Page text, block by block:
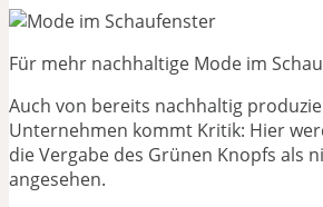
Für mehr nachhaltige Mode im
Auch von bereits nachhaltig
Unternehmen kommt Kritik: Hier
die Vergabe des Grünen Knopfs als
angesehen.